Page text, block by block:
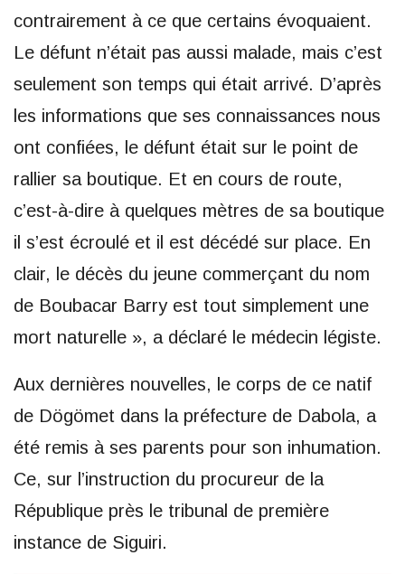
contrairement à ce que certains évoquaient.
Le défunt n’était pas aussi malade, mais c’est
seulement son temps qui était arrivé. D’après
les informations que ses connaissances nous
ont confiées, le défunt était sur le point de
rallier sa boutique. Et en cours de route,
c’est-à-dire à quelques mètres de sa boutique
il s’est écroulé et il est décédé sur place. En
clair, le décès du jeune commerçant du nom
de Boubacar Barry est tout simplement une
mort naturelle », a déclaré le médecin légiste.
Aux dernières nouvelles, le corps de ce natif
de Dögömet dans la préfecture de Dabola, a
été remis à ses parents pour son inhumation.
Ce, sur l’instruction du procureur de la
République près le tribunal de première
instance de Siguiri.